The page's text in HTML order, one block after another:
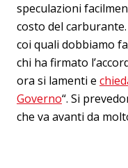
speculazioni
costo del
coi quali dobbiamo
chi ha firmato
ora si lamenti e
Governo“. Si
che va avanti da